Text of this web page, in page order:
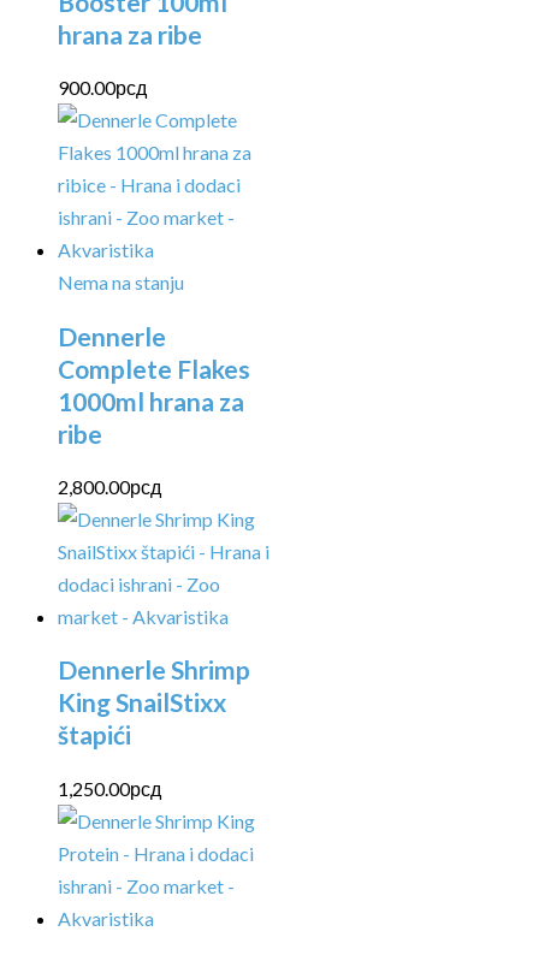
hrana za ribe
900.00рсд
Nema na stanju
Dennerle
Complete Flakes
1000ml hrana za
ribe
2,800.00рсд
Dennerle Shrimp
King SnailStixx
štapići
1,250.00рсд